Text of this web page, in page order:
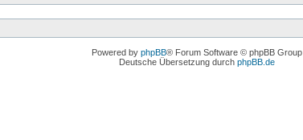
Powered by phpBB® Forum Software © phpBB Group
Deutsche Übersetzung durch phpBB.de